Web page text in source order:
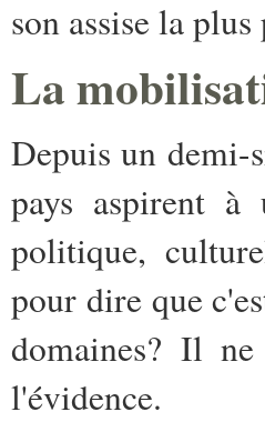
son assise la
La
Depuis un demi-
pays aspirent à
politique,
pour dire que
domaines? Il
l'évidence.